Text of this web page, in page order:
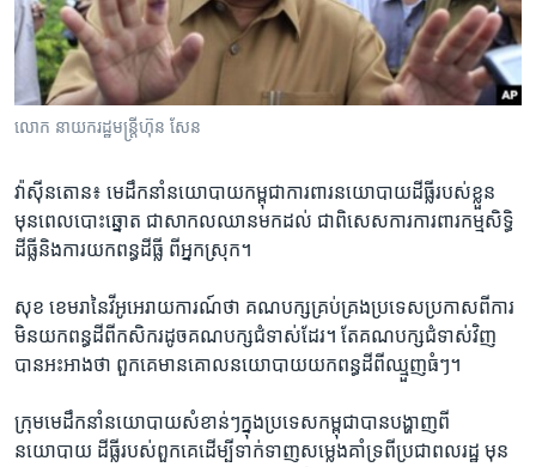
ទំព័រ​
រចនា
សម្ព័ន្ធ​
រំលង​
និង​
ទៅ​
កាន់​
ទំព័រ​
កម្មវិធីទាំងអស់
Khmer English
បណ្តាញ​សង្គម
ភាសា
លោក ​នាយក​រដ្ឋមន្ត្រី​ហ៊ុន​ សែន​
វ៉ាស៊ីនតោន៖ មេដឹកនាំ​នយោបាយ​កម្ពុជា​ការពារ​នយោបាយ​ដីធ្លី​របស់ខ្លួន​
មុនពេល​បោះឆ្នោត ​ជា​សាកល​ឈាន​មកដល់​ ជាពិសេស​ការការពារ​កម្មសិទ្ធិ​
ដីធ្លី​និង​ការ​យកពន្ធ​ដីធ្លី​ ពីអ្នក​ស្រុក។​
សុខ ខេមរា​នៃវីអូអេ​រាយ​ការណ៍​ថា​ គណបក្ស​គ្រប់គ្រង​ប្រទេស​ប្រកាស​ពីការ​
មិន​យក​ពន្ធដី​ពី​កសិករ​ដូច​គណបក្ស​ជំទាស់​ដែរ។​ តែ​គណបក្ស​ជំទាស់​វិញ​
បាន​អះអាង​ថា​ ពួកគេ​មាន​គោល​នយោបាយ​យក​ពន្ធដី​ពី​ឈ្មួញ​ធំៗ។​
ក្រុម​មេដឹកនាំ​នយោបាយ​សំខាន់ៗ​ក្នុង​ប្រទេស​កម្ពុជា​បាន​បង្ហាញ​ពី​
នយោបាយ​ ដីធ្លី​របស់ពួក​គេ​ដើម្បី​ទាក់ទាញ​សម្លេងគាំទ្រ​ពីប្រជា​ពលរដ្ឋ​ មុន​